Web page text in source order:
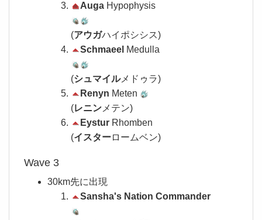
Auga Hypophysis
(アウガハイポシシス)
Schmaeel Medulla
(シュマイルメドゥラ)
Renyn Meten
(レニン メテン)
Eystur Rhomben
(イスターロームベン)
Wave 3
30km先に出現
Sansha's Nation Commander